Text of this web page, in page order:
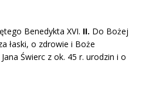
Benedykta XVI. II. Do Bożej
łaski, o zdrowie i Boże
Świerc z ok. 45 r. urodzin i o